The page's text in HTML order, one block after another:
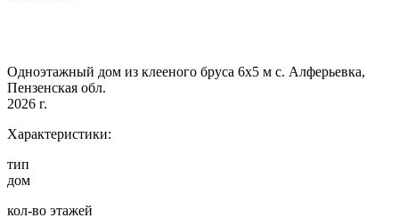
Одноэтажный дом из клееного бруса 6х5 м с. Алферьевка,
Пензенская обл.
2026 г.
Характеристики:
тип
дом
кол-во этажей